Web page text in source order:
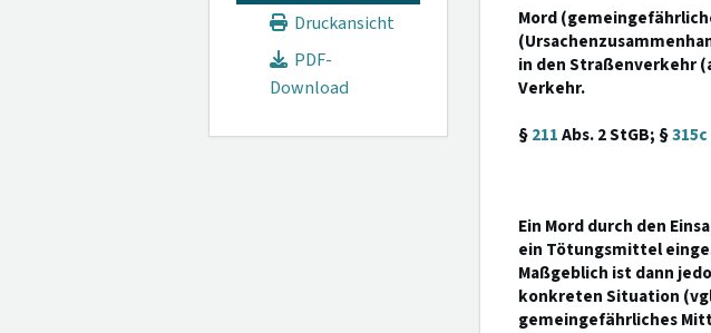
Druckansicht
PDF-
Download
Mord
in den Straßenverkehr
Verkehr.
§211Abs. 2 StGB; §315c
Ein Mord durch den
ein Tötungsmittel
Maßgeblich ist dann
konkreten Situation
gemeingefährliches